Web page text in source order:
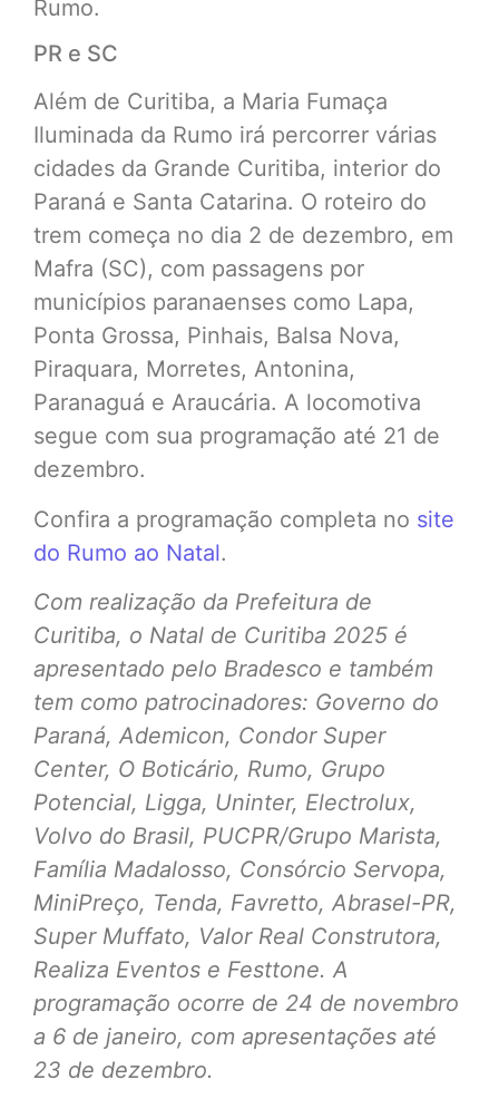
Rumo.
PR e SC
Além de Curitiba, a Maria Fumaça
Iluminada da Rumo irá percorrer várias
cidades da Grande Curitiba, interior do
Paraná e Santa Catarina. O roteiro do
trem começa no dia 2 de dezembro, em
Mafra (SC), com passagens por
municípios paranaenses como Lapa,
Ponta Grossa, Pinhais, Balsa Nova,
Piraquara, Morretes, Antonina,
Paranaguá e Araucária. A locomotiva
segue com sua programação até 21 de
dezembro.
Confira a programação completa no site
do Rumo ao Natal.
Com realização da Prefeitura de
Curitiba, o Natal de Curitiba 2025 é
apresentado pelo Bradesco e também
tem como patrocinadores: Governo do
Paraná, Ademicon, Condor Super
Center, O Boticário, Rumo, Grupo
Potencial, Ligga, Uninter, Electrolux,
Volvo do Brasil, PUCPR/Grupo Marista,
Família Madalosso, Consórcio Servopa,
MiniPreço, Tenda, Favretto, Abrasel-PR,
Super Muffato, Valor Real Construtora,
Realiza Eventos e Festtone. A
programação ocorre de 24 de novembro
a 6 de janeiro, com apresentações até
23 de dezembro.